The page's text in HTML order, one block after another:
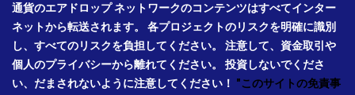
通貨のエアドロップ ネットワークのコンテンツはすべてインター
ネットから転送されます。 各プロジェクトのリスクを明確に識別
し、すべてのリスクを負担してください。 注意して、資金取引や
個人のプライバシーから離れてください。 投資しないでくださ
い、だまされないように注意してください！ "このサイトの免責事